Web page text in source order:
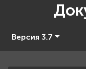
Версия 3.7